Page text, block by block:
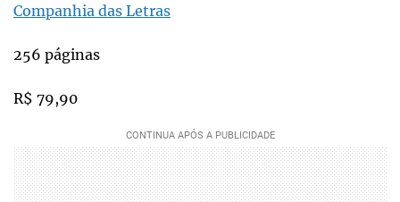
Companhia das Letras
256 páginas
R$ 79,90